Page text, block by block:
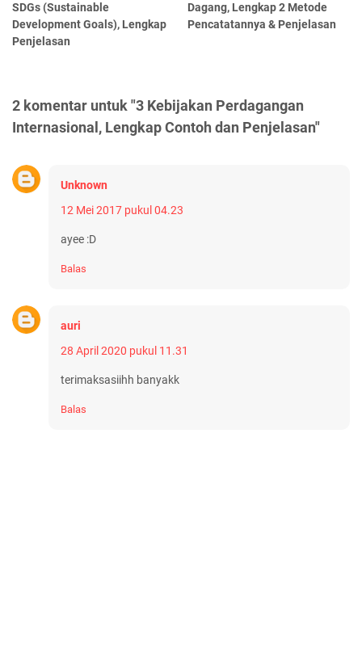
SDGs (Sustainable
Development Goals), Lengkap
Penjelasan
Dagang, Lengkap 2 Metode
Pencatatannya & Penjelasan
2 komentar untuk "3 Kebijakan Perdagangan
Internasional, Lengkap Contoh dan Penjelasan"
Unknown
12 Mei 2017 pukul 04.23
ayee :D
Balas
auri
28 April 2020 pukul 11.31
terimaksasiihh banyakk
Balas